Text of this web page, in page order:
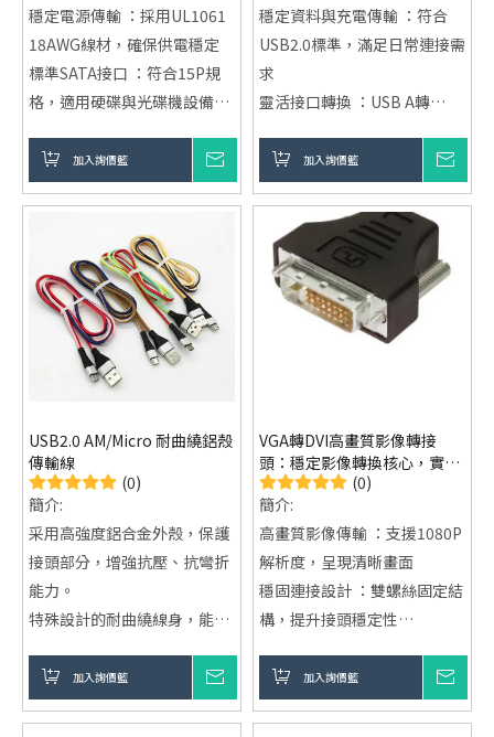
穩定電源傳輸 ：採用UL1061
18AWG線材，確保供電穩定
標準SATA接口 ：符合15P規
格，適用硬碟與光碟機設備
適合狹小空間使用
電源狀態顯示 ：內建LED指示
加入詢價籃
穩定資料與充電傳輸 ：符合
USB2.0標準，滿足日常連接需
求
靈活接口轉換 ：USB A轉
即插即用便利 ：無需設定，快
速完成設備連接
耐用鋁殼結構 ：提升使用穩定
性與耐用性
加入詢價籃
USB2.0 AM/Micro 耐曲繞鋁殼
傳輸線
(0)
簡介:
采用高強度鋁合金外殼，保護
接頭部分，增強抗壓、抗彎折
能力。
特殊設計的耐曲繞線身，能有
裂風險。
支援USB 2.0標準，提供最高
加入詢價籃
VGA轉DVI高畫質影像轉接
頭：穩定影像轉換核心，實現
高解析輸出
(0)
簡介:
高畫質影像傳輸 ：支援1080P
解析度，呈現清晰畫面
穩固連接設計 ：雙螺絲固定結
構，提升接頭穩定性
果，確保訊號穩定傳輸
即插即用便利 ：免驅動設計，
加入詢價籃